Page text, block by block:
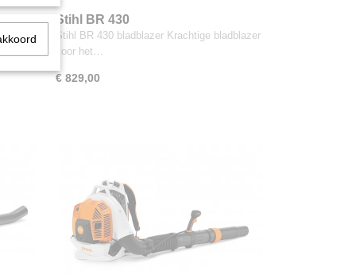
zeer
Stihl BR 430
Stihl BR 430 bladblazer Krachtige bladblazer
voor het…
€ 829,00